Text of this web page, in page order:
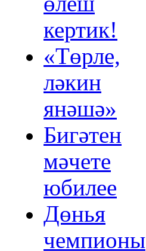
кертик!
«Төрле,
ләкин
янәшә»
Бигәтен
мәчете
юбилее
Дөнья
чемпионы